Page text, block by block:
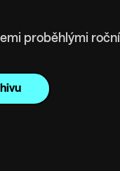
proběhlými